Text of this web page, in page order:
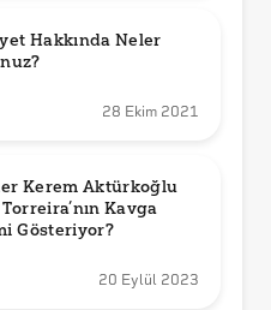
Hakkında Neler
28 Ekim 2021
Kerem Aktürkoğlu
Kavga
Gösteriyor?
20 Eylül 2023